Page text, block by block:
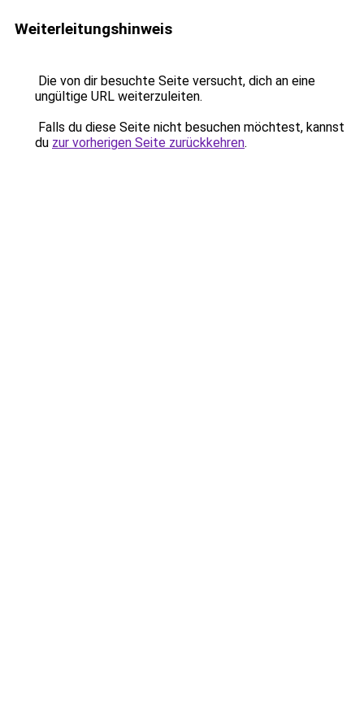
Weiterleitungshinweis
Die von dir besuchte Seite versucht, dich an eine
ungültige URL weiterzuleiten.
Falls du diese Seite nicht besuchen möchtest, kannst
du zur vorherigen Seite zurückkehren.